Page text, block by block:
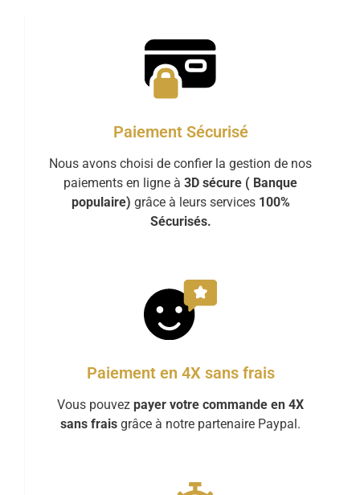
Paiement Sécurisé
Nous avons choisi de confier la gestion de nos
paiements en ligne à 3D sécure ( Banque
populaire) grâce à leurs services 100%
Sécurisés.
Paiement en 4X sans frais
Vous pouvez payer votre commande en 4X
sans frais grâce à notre partenaire Paypal.